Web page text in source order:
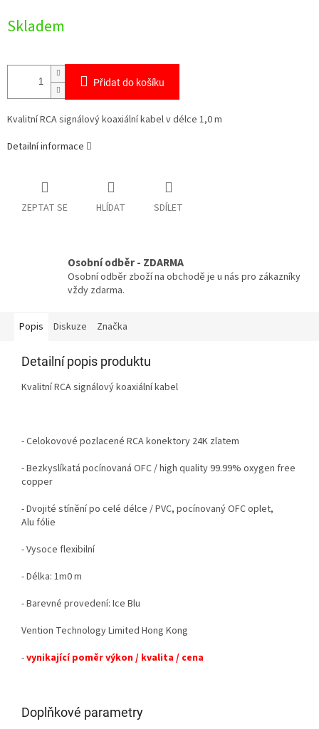
cena:
Skladem
Přidat do košíku
Kvalitní RCA signálový koaxiální kabel v délce 1,0 m
Detailní informace
ZEPTAT SE HLÍDAT SDÍLET
Osobní odběr - ZDARMA
Osobní odběr zboží na obchodě je u nás pro zákazníky
vždy zdarma.
Popis Diskuze Značka
Detailní popis produktu
Kvalitní RCA signálový koaxiální kabel
- Celokovové pozlacené RCA konektory 24K zlatem
- Bezkyslíkatá pocínovaná OFC / high quality 99.99% oxygen free
copper
- Dvojité stínění po celé délce / PVC, pocínovaný OFC oplet,
Alu fólie
- Vysoce flexibilní
- Délka: 1m0 m
- Barevné provedení: Ice Blu
Vention Technology Limited Hong Kong
-vynikající poměr výkon / kvalita / cena
Doplňkové parametry